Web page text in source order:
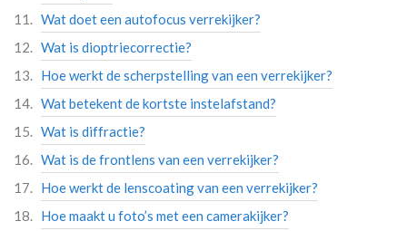
Wat doet een autofocus verrekijker?
Wat is dioptriecorrectie?
Hoe werkt de scherpstelling van een verrekijker?
Wat betekent de kortste instelafstand?
Wat is diffractie?
Wat is de frontlens van een verrekijker?
Hoe werkt de lenscoating van een verrekijker?
Hoe maakt u foto’s met een camerakijker?